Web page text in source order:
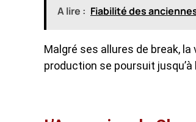
A lire : Fiabilité des
Malgré ses allures de break,
production se poursuit jusqu’à